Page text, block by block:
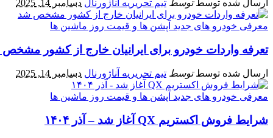
ارسال شده توسط توسط تیم تحریریه آناژورنال دسامبر 14, 2025
معرفی خودرو های جدید آپشن‌ ها و قیمت روز ماشین‌ ها
تعرفه واردات خودرو برای ایرانیان خارج از کشور
ارسال شده توسط توسط تیم تحریریه آناژورنال دسامبر 14, 2025
معرفی خودرو های جدید آپشن‌ ها و قیمت روز ماشین‌ ها
شرایط فروش اکستریم QX آغاز شد – آذر ۱۴۰۴